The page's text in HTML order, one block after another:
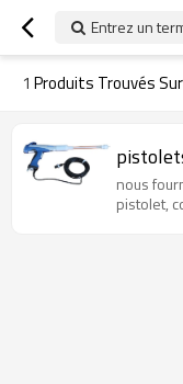
Entrez un
1 Produits Trouvés Sur
nous
pistolet,